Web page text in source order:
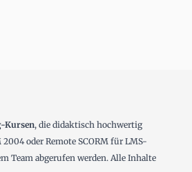
Kursen, die didaktisch hochwertig
oder Remote SCORM für LMS-
Team abgerufen werden. Alle Inhalte